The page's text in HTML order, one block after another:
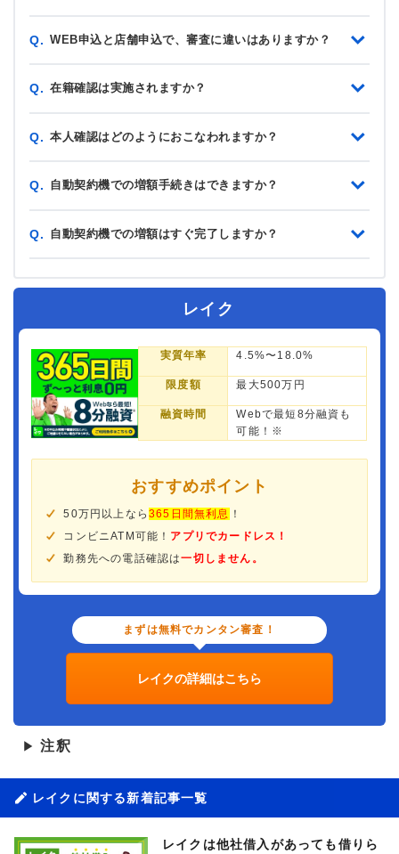
Q. WEB申込と店舗申込で、審査に違いはありますか？
Q. 在籍確認は実施されますか？
Q. 本人確認はどのようにおこなわれますか？
Q. 自動契約機での増額手続きはできますか？
Q. 自動契約機での増額はすぐ完了しますか？
レイク
実質年率 4.5%〜18.0%
限度額 最大500万円
融資時間
Webで最短8分融資も
可能！※
おすすめポイント
50万円以上なら365日間無利息
！
コンビニATM可能！ アプリでカードレス！
勤務先への電話確認は一切しません。
まずは無料でカンタン審査！
レイクの詳細はこちら
▶ 注釈
レイクに関する新着記事一覧
レイクは他社借入があっても借りら